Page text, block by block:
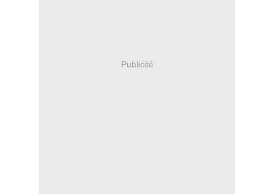
Publicité